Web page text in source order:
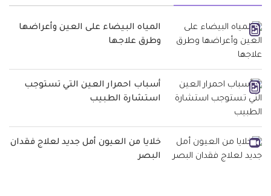
المياه البيضاء على العين وأعراضها
وطرق علاجها
أسباب احمرار العين التي تستوجب
استشارة الطبيب
خلايا من العيون أمل جديد لعلاج فقدان
البصر